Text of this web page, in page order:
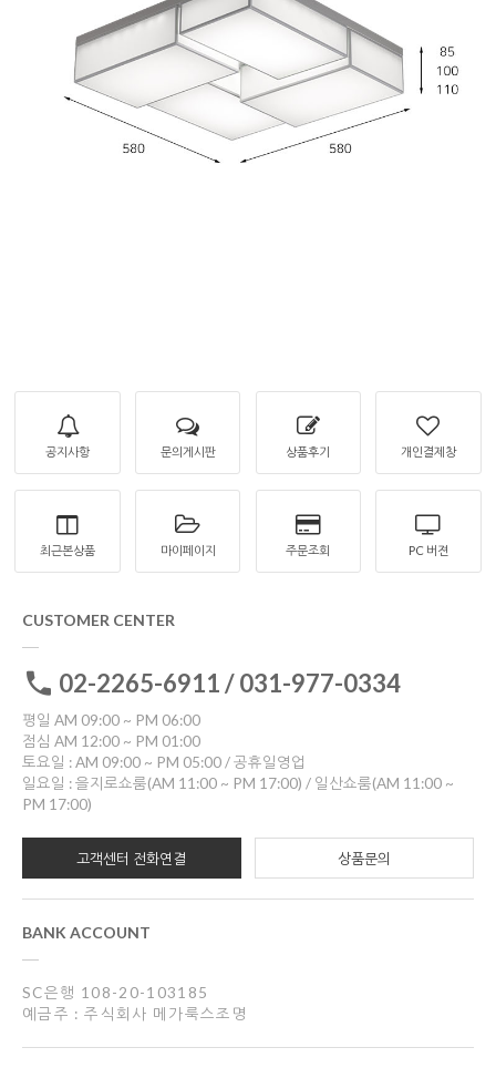
공지사항 문의게시판 상품후기 개인결제창
최근본상품 마이페이지 주문조회 PC 버젼
CUSTOMER CENTER
02-2265-6911 / 031-977-0334
평일 AM 09:00 ~ PM 06:00
점심 AM 12:00 ~ PM 01:00
토요일 : AM 09:00 ~ PM 05:00 / 공휴일영업
일요일 : 을지로쇼룸(AM 11:00 ~ PM 17:00) / 일산쇼룸(AM 11:00 ~
PM 17:00)
고객센터 전화연결 상품문의
BANK ACCOUNT
SC은행 108-20-103185
예금주 : 주식회사 메가룩스조명